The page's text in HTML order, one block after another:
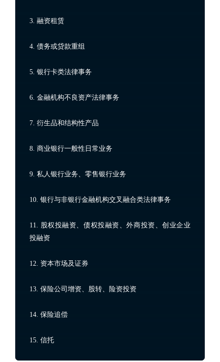
3. 融资租赁
4. 债务或贷款重组
5. 银行卡类法律事务
6. 金融机构不良资产法律事务
7. 衍生品和结构性产品
8. 商业银行一般性日常业务
9. 私人银行业务、零售银行业务
10. 银行与非银行金融机构交叉融合类法律事务
11. 股权投融资、债权投融资、外商投资、创业企业
投融资
12. 资本市场及证券
13. 保险公司增资、股转、险资投资
14. 保险追偿